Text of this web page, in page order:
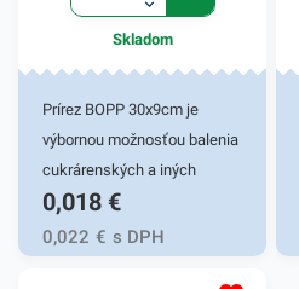
Skladom
Prírez BOPP 30x9cm je
výbornou možnosťou balenia
cukrárenských a iných
potravinových výrobkov.
Svoje praktické využitie
nájde v obchodoch, rôznych
0,018 €
0,022 € s DPH